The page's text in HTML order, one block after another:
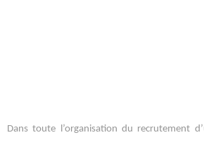
Dans toute l’organisation du recrutement